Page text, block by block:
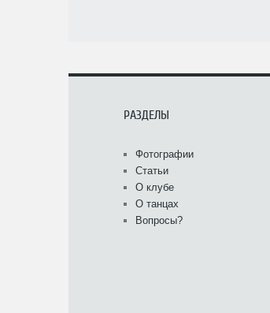
РАЗДЕЛЫ
Фотографии
Статьи
О клубе
О танцах
Вопросы?